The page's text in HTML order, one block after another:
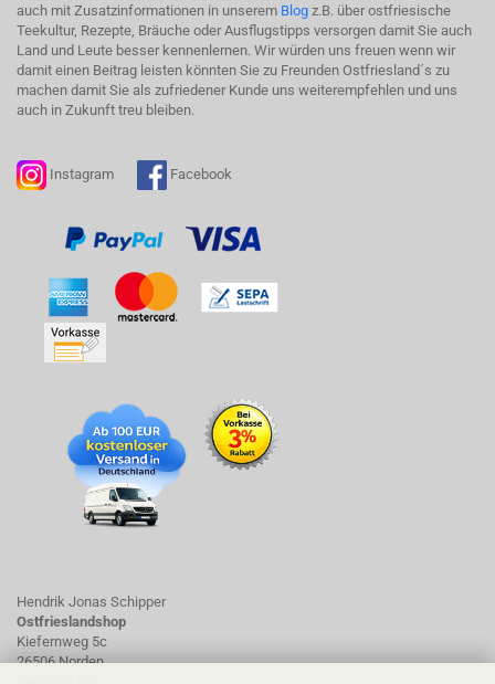
auch mit Zusatzinformationen in unserem Blog z.B. über ostfriesische
Teekultur, Rezepte, Bräuche oder Ausflugstipps versorgen damit Sie auch
Land und Leute besser kennenlernen. Wir würden uns freuen wenn wir
damit einen Beitrag leisten könnten Sie zu Freunden Ostfriesland´s zu
machen damit Sie als zufriedener Kunde uns weiterempfehlen und uns
auch in Zukunft treu bleiben.
Instagram Facebook
Hendrik Jonas Schipper
Ostfrieslandshop
Kiefernweg 5c
26506 Norden